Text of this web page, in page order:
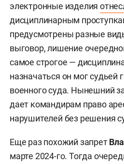
электронные изделия
дисциплинарным
предусмотрены разные
выговор, лишение
самое строгое —
назначаться он мог судьей
военного суда. Нынешний
дает командирам право
нарушителей без решения
Еще раз похожий запрет
марте 2024-го. Тогда